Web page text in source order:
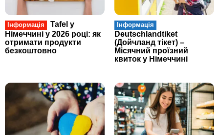
Інформація
Tafel у
Німеччині у 2026 році: як
отримати продукти
безкоштовно
Інформація
Deutschlandtiket
(Дойчланд тікет) –
Місячний проїзний
квиток у Німеччині